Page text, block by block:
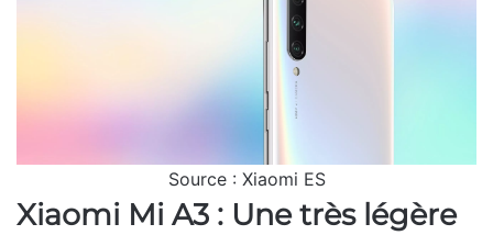
Source : Xiaomi ES
Xiaomi Mi A3 : Une très légère